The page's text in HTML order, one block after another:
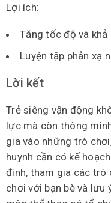
Lợi ích:
Tăng tốc độ và khả
Luyện tập phản xạ
Lời kết
Trẻ siêng vận động
lực mà còn thông
gia vào những trò
huynh cần có kế
đình, tham gia các trò
chơi với bạn bè và lưu